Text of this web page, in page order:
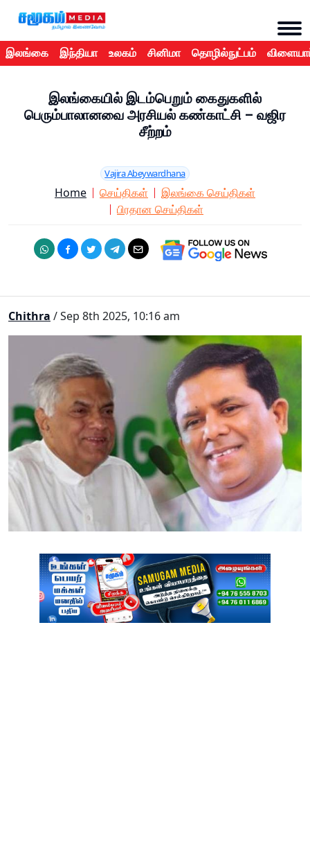
இலங்கை இந்தியா உலகம் சினிமா தொழில்நுட்பம்
இலங்கையில் இடம்பெறும் கைதுகளில்
பெரும்பாலானவை அரசியல் கண்காட்சி – வஜிர
சீற்றம்
Vajira Abeywardhana
Home செய்திகள்
இலங்கை செய்திகள்
பிரதான செய்திகள்
Chithra / Sep 8th 2025, 10:16 am